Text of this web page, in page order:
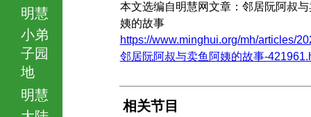
明慧
小弟
子园
地
明慧
本文选编自明慧网文章：邻居阮阿叔
姨的故事
https://www.minghui.org/mh/articles/
邻居阮阿叔与卖鱼阿姨的故事-
相关节目